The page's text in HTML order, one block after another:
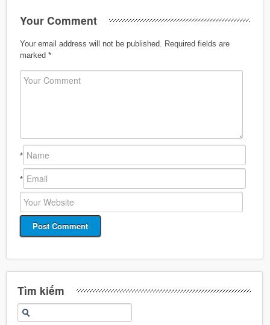
Your Comment
Your email address will not be published.
Required fields are
marked *
*
*
Tìm kiếm